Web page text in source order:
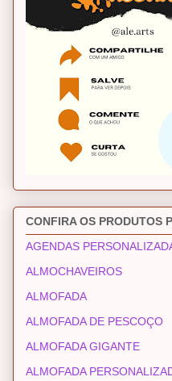
CONFIRA OS PRODUTOS
AGENDAS
ALMOCHAVEIROS
ALMOFADA
ALMOFADA DE PESCOÇO
ALMOFADA GIGANTE
ALMOFADA